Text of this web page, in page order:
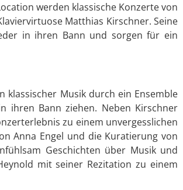
werden klassische Konzerte von
Matthias Kirschner. Seine
in ihren Bann und sorgen für ein
Musik durch ein Ensemble
ihren Bann ziehen. Neben Kirschner
zu einem unvergesslichen
Anna Engel und die Kuratierung von
Geschichten über Musik und
mit seiner Rezitation zu einem